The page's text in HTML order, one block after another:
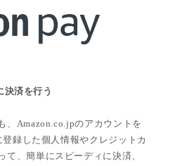
済を行う
、Amazon.co.jpのアカウントを
録した個人情報やクレジットカ
て、簡単にスピーディに決済、